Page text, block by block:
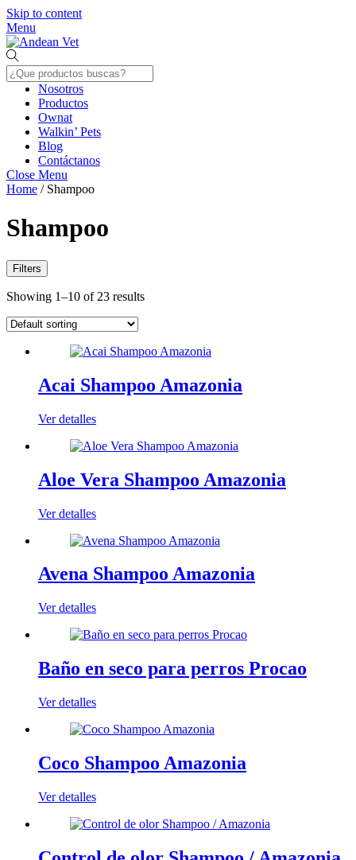
Skip to content
Menu
Nosotros
Productos
Ownat
Walkin’ Pets
Blog
Contáctanos
Close Menu
Home / Shampoo
Shampoo
Filters
Showing 1–10 of 23 results
Acai Shampoo Amazonia
Ver detalles
Aloe Vera Shampoo Amazonia
Ver detalles
Avena Shampoo Amazonia
Ver detalles
Baño en seco para perros Procao
Ver detalles
Coco Shampoo Amazonia
Ver detalles